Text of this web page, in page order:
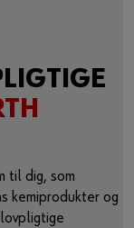
til dig, som
kemiprodukter og